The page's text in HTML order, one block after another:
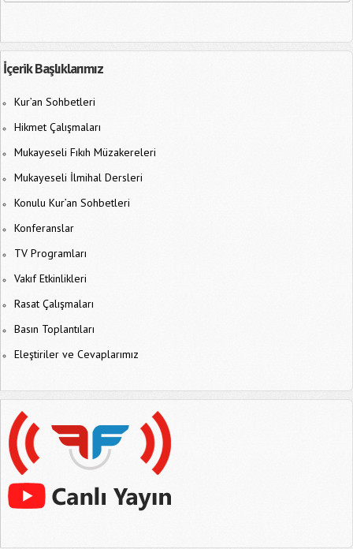
İçerik Başlıklarımız
Kur’an Sohbetleri
Hikmet Çalışmaları
Mukayeseli Fıkıh Müzakereleri
Mukayeseli İlmihal Dersleri
Konulu Kur’an Sohbetleri
Konferanslar
TV Programları
Vakıf Etkinlikleri
Rasat Çalışmaları
Basın Toplantıları
Eleştiriler ve Cevaplarımız